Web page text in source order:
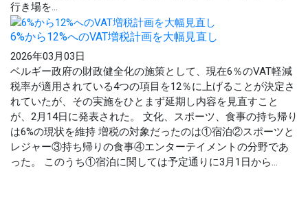
行き場を...
6%から12%へのVAT増税計画を大幅見直し
2026年03月03日
ベルギー政府の財政健全化の施策として、現在6％のVAT軽減
税率が適用されている4つの項目を12％に上げることが決定さ
れていたが、その実施をひとまず延期し内容を見直すこと
が、2月14日に発表された。 文化、スポーツ、食事の持ち帰り
は6%の現状を維持 増税の対象だったのは①宿泊②スポーツと
レジャー③持ち帰りの食事④エンターテイメントの分野であ
った。 このうち①宿泊に関しては予定通りに3月1日から...